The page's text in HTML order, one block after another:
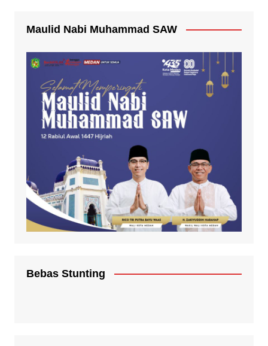
Maulid Nabi Muhammad SAW
Bebas Stunting